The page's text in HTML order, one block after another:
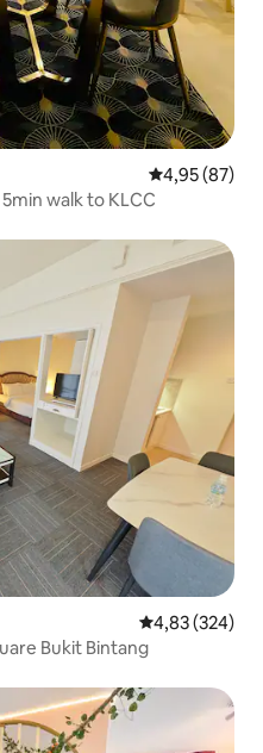
Prosječna
4,95 (87)
walk to KLCC
Prosječna
4,83 (324)
Bukit Bintang